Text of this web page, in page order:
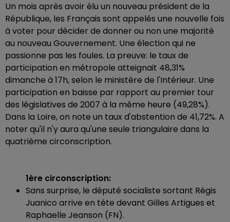
Un mois après avoir élu un nouveau président de la
République, les Français sont appelés une nouvelle fois
à voter pour décider de donner ou non une majorité
au nouveau Gouvernement. Une élection qui ne
passionne pas les foules. La preuve: le taux de
participation en métropole atteignait 48,31%
dimanche à 17h, selon le ministère de l'Intérieur. Une
participation en baisse par rapport au premier tour
des législatives de 2007 à la même heure (49,28%).
Dans la Loire, on note un taux d'abstention de 41,72%. A
noter qu'il n'y aura qu'une seule triangulaire dans la
quatrième circonscription.
1ère circonscription:
Sans surprise, le député socialiste sortant Régis
Juanico arrive en tête devant Gilles Artigues et
Raphaelle Jeanson (FN).